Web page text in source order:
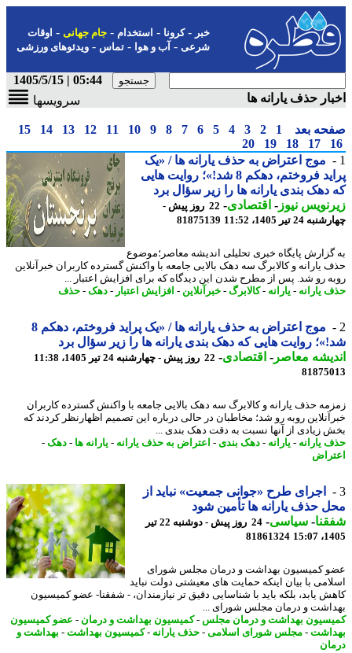
-کرونا-استخدام- جام جهانی-اوقات
شرعی-آب و هوا-تماس-ویدئوهای ورزشی
05:44 | 1405/5/15
حذف یارانه ها
سرویسها
بعد 1
2
3
4
5
6
7
8
9
10
11
12
13
14
15
17
18
19
20
موج اعتراض به حذف یارانه ها / «یک
پراید فروختم، دهکم 8 شد!»؛ روایت هایی
بندی یارانه ها را زیر سؤال برد
نیوز-اقتصادی-
22 روز پیش -
24 تیر 1405، 11:52
81875139
پایگاه خبری تحلیلی اندیشه معاصر؛موضوع
یارانه و کالابرگ سه دهک بالایی جامعه با واکنش گسترده کاربران خبرآنلاین
رو شد. پس از مطرح شدن این دیدگاه که برای افزایش اعتبار ...
یارانه- یارانه- کالابرگ- خبرآنلاین-افزایش اعتبار-دهک-حذف
موج اعتراض به حذف یارانه ها / «یک پراید فروختم، دهکم 8
روایت هایی که دهک بندی یارانه ها را زیر سؤال برد
معاصر-اقتصادی-22 روز پیش - چهارشنبه 24 تیر 1405، 11:38
حذف یارانه و کالابرگ سه دهک بالایی جامعه با واکنش گسترده کاربران
روبه رو شد؛ مخاطبان در حالی درباره این تصمیم اظهارنظر کردند که
زیادی از آنها نسبت به دقت دهک بندی ...
یارانه- یارانه- دهک بندی -اعتراض به حذف یارانه- یارانه ها - دهک-
اجرای طرح «جوانی جمعیت» نباید از
حذف یارانه ها تأمین شود
-سیاسی-
24 روز پیش - دوشنبه 22 تیر
81861324
کمیسیون بهداشت و درمان مجلس شورای
با بیان اینکه حمایت های معیشتی دولت نباید
یابد، بلکه باید با شناسایی دقیق تر نیازمندان، - شفقنا- عضو کمیسیون
و درمان مجلس شورای ...
بهداشت و درمان مجلس-کمیسیون بهداشت و درمان -عضو کمیسیون
-مجلس شورای اسلامی-حذف یارانه- کمیسیون بهداشت -بهداشت و